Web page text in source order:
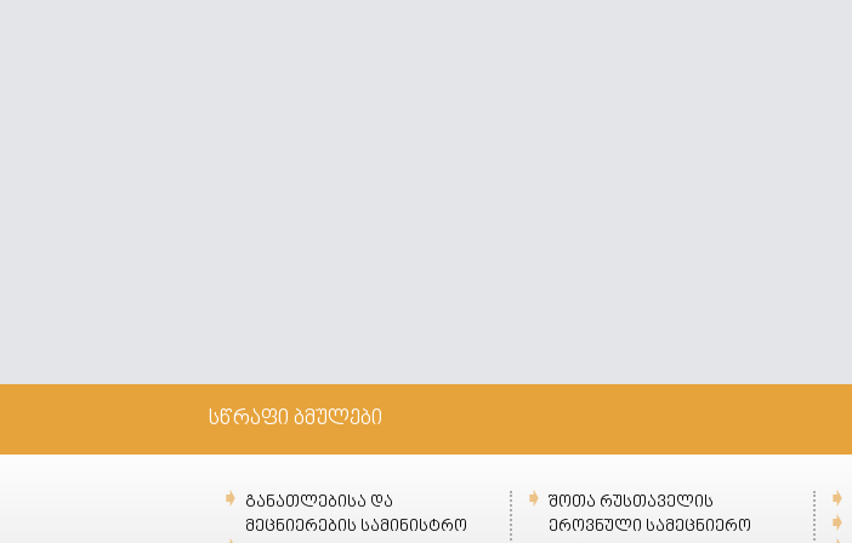
სწრაფი ბმულები
განათლებისა და
მეცნიერების სამინისტრო
შოთა რუსთაველის
ეროვნული სამეცნიერო